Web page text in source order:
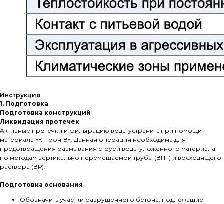
Инструкция
1. Подготовка
Подготовка конструкций
Ликвидация протечек
Активные протечки и фильтрацию воды устранить при помощи
материала «КТтрон-8». Данная операция необходима для
предотвращения размывания струей воды уложенного материала
по методам вертикально перемещаемой трубы (ВПТ) и восходящего
раствора (ВР).
Подготовка основания
Обозначить участки разрушенного бетона, подлежащие